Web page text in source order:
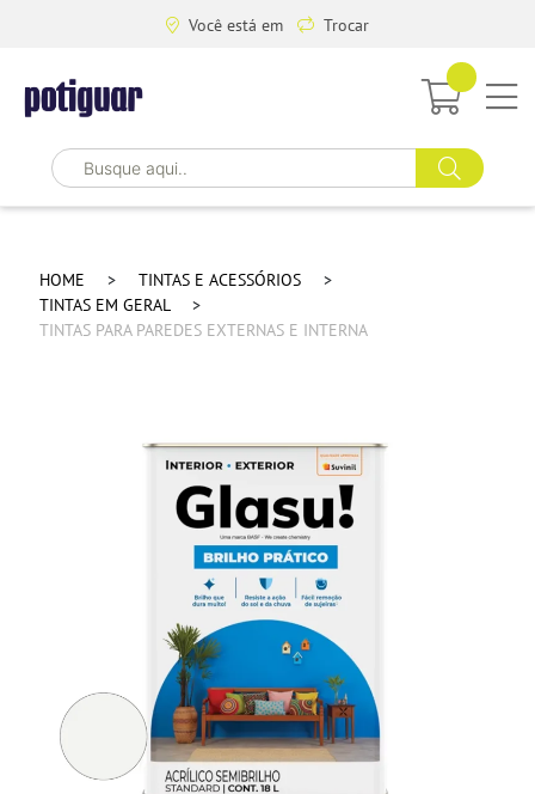
Você está em Trocar
HOME
TINTAS E ACESSÓRIOS
TINTAS EM GERAL
TINTAS PARA PAREDES EXTERNAS E INTERNA